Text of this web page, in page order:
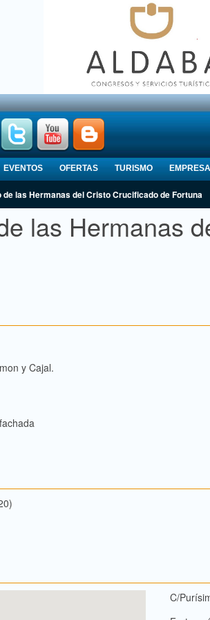
EVENTOS OFERTAS TURISMO
las Hermanas del Cristo Crucificado de Fortuna
las Hermanas
y Cajal.
C/